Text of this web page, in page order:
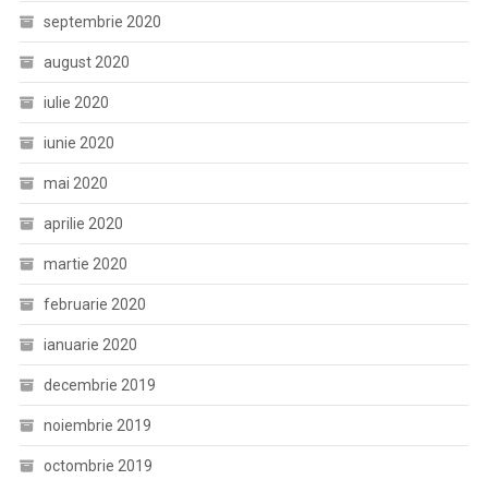
septembrie 2020
august 2020
iulie 2020
iunie 2020
mai 2020
aprilie 2020
martie 2020
februarie 2020
ianuarie 2020
decembrie 2019
noiembrie 2019
octombrie 2019